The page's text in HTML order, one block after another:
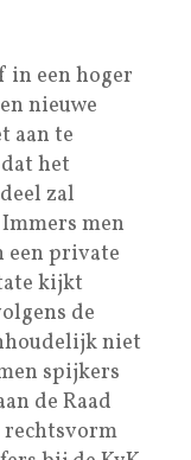
in een hoger
nieuwe
aan te
het
zal
men
een private
kijkt
de
niet
spijkers
de Raad
rechtsvorm